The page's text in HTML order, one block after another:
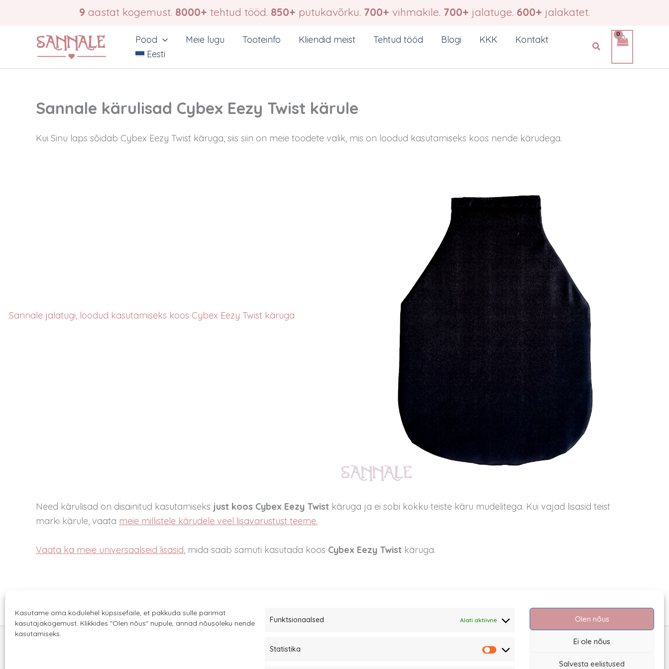
Kasutame oma kodulehel küpsisefaile, et pakkuda sulle parimat
kasutajakogemust. Klikkides "Olen nõus" nupule, annad nõusoleku nende
kasutamiseks.
Funktsionaalsed Alati aktiivne
Statistika
Statistika
Olen nõus
Ei ole nõus
Salvesta eelistused
9 aastat kogemust. 8000+ tehtud tööd. 850+ putukavõrku. 700+ vihmakile. 700+ jalatuge. 600+ jalakatet.
Pood Meie lugu Tooteinfo Kliendid meist Tehtud tööd Blogi KKK
Kontakt
Eesti
Search
Sannale kärulisad Cybex Eezy Twist kärule
Kui Sinu laps sõidab Cybex Eezy Twist käruga, siis siin on meie toodete valik, mis on loodud kasutamiseks koos nende kärudega.
Sannale jalatugi, loodud kasutamiseks koos Cybex Eezy Twist käruga
Need kärulisad on disainitud kasutamiseks just koos Cybex Eezy Twist käruga ja ei sobi kokku teiste käru mudelitega. Kui vajad lisasid teist
marki kärule, vaata meie millistele kärudele veel lisavarustust teeme.
Vaata ka meie universaalseid lisasid, mida saab samuti kasutada koos Cybex Eezy Twist käruga.